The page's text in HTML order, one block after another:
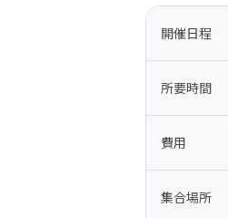
開催日程
所要時間
費用
集合場所